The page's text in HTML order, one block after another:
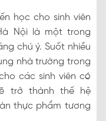
học cho sinh viên
Nội là một trong
chú ý. Suốt nhiều
nhà trường trong
các sinh viên có
trở thành thế hệ
thực phẩm tương